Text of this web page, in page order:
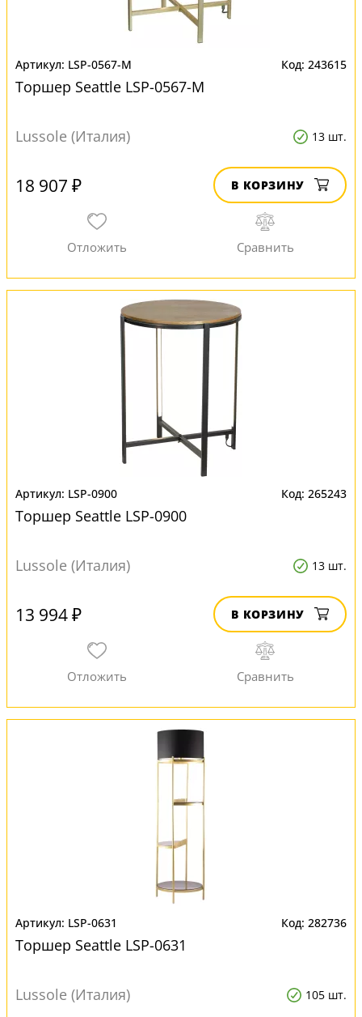
LSP-0567-M 243615
Торшер Seattle LSP-0567-M
Lussole (Италия) 13 шт.
18 907 ₽ В КОРЗИНУ
LSP-0900 265243
Торшер Seattle LSP-0900
Lussole (Италия) 13 шт.
13 994 ₽ В КОРЗИНУ
LSP-0631 282736
Торшер Seattle LSP-0631
Lussole (Италия) 105 шт.